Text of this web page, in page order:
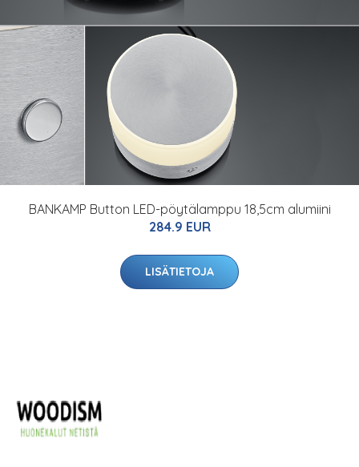
BANKAMP Button LED-pöytälamppu 18,5cm alumiini
284.9 EUR
LISÄTIETOJA